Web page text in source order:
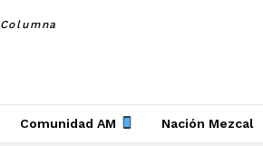
Columna
Comunidad AM Nación Mezcal